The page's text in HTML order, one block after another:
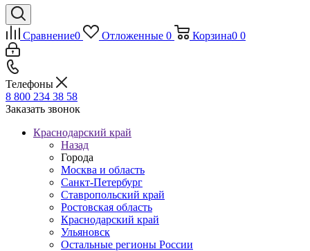
Сравнение0 Отложенные 0 Корзина0 0
Телефоны
8 800 234 38 58
Заказать звонок
Краснодарский край
Назад
Города
Москва и область
Санкт-Петербург
Ставропольский край
Ростовская область
Краснодарский край
Ульяновск
Остальные регионы России